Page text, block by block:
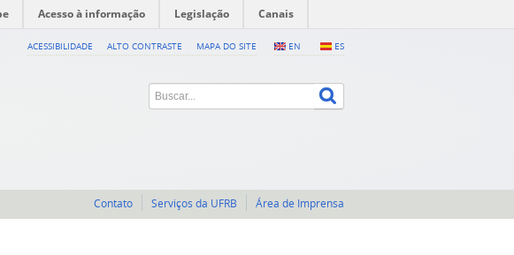
Acesso à informação Legislação Canais
EN ES
ACESSIBILIDADE ALTO CONTRASTE MAPA DO SITE
Contato Serviços da UFRB Área de Imprensa